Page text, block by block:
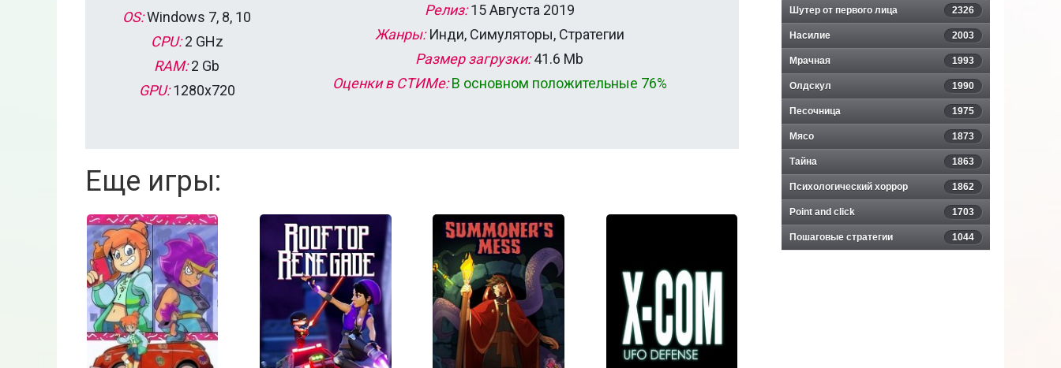
OS:Windows 7, 8, 10
CPU:2 GHz
RAM:2 Gb
GPU:1280x720
Релиз:15 Августа 2019
Жанры:Инди, Симуляторы, Стратегии
Размер загрузки:41.6 Mb
Оценки в СТИМе: В основном положительные 76%
Еще игры:
Шутер от первого лица 2326
Насилие 2003
Мрачная 1993
Олдскул 1990
Песочница 1975
Мясо 1873
Тайна 1863
Психологический хоррор 1862
Point and click 1703
Пошаговые стратегии 1044